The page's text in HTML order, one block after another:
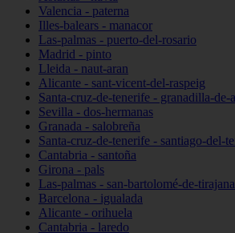
Valencia - paterna
Illes-balears - manacor
Las-palmas - puerto-del-rosario
Madrid - pinto
Lleida - naut-aran
Alicante - sant-vicent-del-raspeig
Santa-cruz-de-tenerife - granadilla-de-
Sevilla - dos-hermanas
Granada - salobreña
Santa-cruz-de-tenerife - santiago-del-
Cantabria - santoña
Girona - pals
Las-palmas - san-bartolomé-de-tirajana
Barcelona - igualada
Alicante - orihuela
Cantabria - laredo